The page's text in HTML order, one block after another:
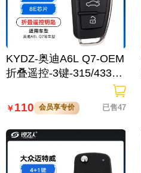
KYDZ-奥迪A6L Q7-OEM
折叠遥控-3键-315/433M
￥110 会员享专价 已售47